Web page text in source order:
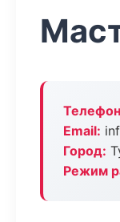
Email:
Город:
Режим